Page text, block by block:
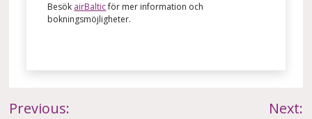
Besök airBalticför mer information och
bokningsmöjligheter.
Inläggsnavigering
Previous: Next: